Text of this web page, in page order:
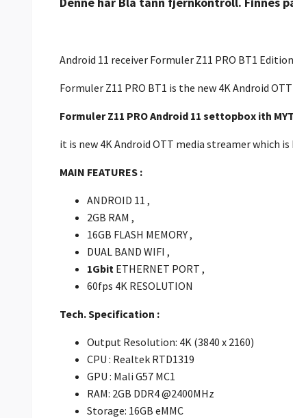
Android 11 receiver Formuler Z11 PRO BT1
Formuler Z11 PRO BT1 is the new 4K Android
Formuler Z11 PRO Android 11 settopbox ith
it is new 4K Android OTT media streamer which
MAIN FEATURES :
ANDROID 11 ,
2GB RAM ,
16GB FLASH MEMORY ,
DUAL BAND WIFI ,
1Gbit ETHERNET PORT ,
60fps 4K RESOLUTION
Tech. Specification :
Output Resolution: 4K (3840 x 2160)
CPU : Realtek RTD1319
GPU : Mali G57 MC1
RAM: 2GB DDR4 @2400MHz
Storage: 16GB eMMC